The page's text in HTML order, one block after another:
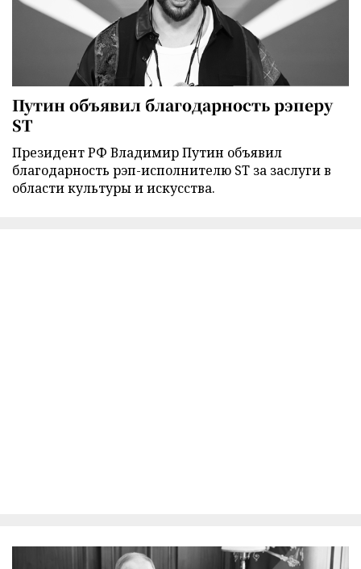
Путин объявил благодарность рэперу
ST
Президент РФ Владимир Путин объявил
благодарность рэп-исполнителю ST за заслуги в
области культуры и искусства.